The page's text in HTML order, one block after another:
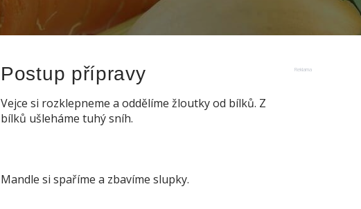
Reklama
Postup přípravy
Vejce si rozklepneme a oddělíme žloutky od bílků. Z
bílků ušleháme tuhý sníh.
Mandle si spaříme a zbavíme slupky.